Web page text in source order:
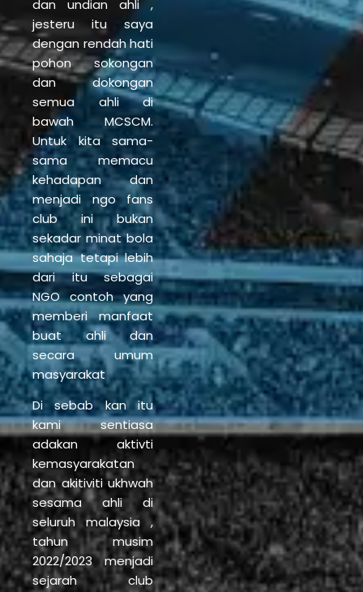
dan undian ahli ,
jesteru itu saya
dengan rendah hati
pohon sokongan
dan dokongan
semua ahli di
bawah MCSCM.
Untuk kita sama-
sama memacu
kehadapan dan
menjadi ngo fans
club ini bukan
sekadar minat bola
sahaja tetapi lebih
dari itu sebagai
NGO contoh yang
memberi manfaat
buat ahli dan
secara umum
masyarakat
Di sebab kan itu
kami sentiasa
adakan aktivti
kemasyarakatan
dan akitiviti ukhwah
sesama ahli di
seluruh malaysia ,
tahun musim
2022/2023 menjadi
sejarah club